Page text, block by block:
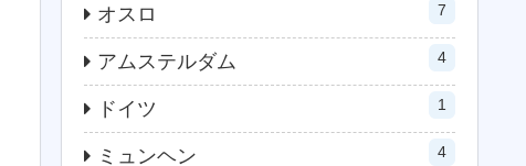
オスロ 7
アムステルダム 4
ドイツ 1
ミュンヘン 4